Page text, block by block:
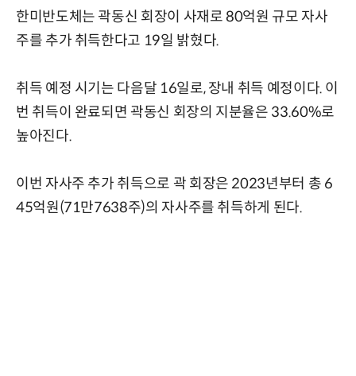
한미반도체는 곽동신 회장이 사재로 80억원 규모 자사
주를 추가 취득한다고 19일 밝혔다.
취득 예정 시기는 다음달 16일로, 장내 취득 예정이다. 이
번 취득이 완료되면 곽동신 회장의 지분율은 33.60%로
높아진다.
이번 자사주 추가 취득으로 곽 회장은 2023년부터 총 6
45억원(71만7638주)의 자사주를 취득하게 된다.